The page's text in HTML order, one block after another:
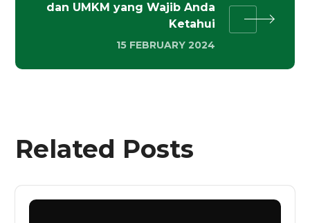
dan UMKM yang Wajib Anda
Ketahui
15 FEBRUARY 2024
Related Posts